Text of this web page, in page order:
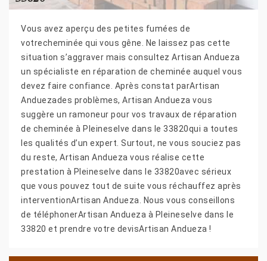
Vous avez aperçu des petites fumées de
votrecheminée qui vous gêne. Ne laissez pas cette
situation s’aggraver mais consultez Artisan Andueza
un spécialiste en réparation de cheminée auquel vous
devez faire confiance. Après constat parArtisan
Anduezades problèmes, Artisan Andueza vous
suggère un ramoneur pour vos travaux de réparation
de cheminée à Pleineselve dans le 33820qui a toutes
les qualités d’un expert. Surtout, ne vous souciez pas
du reste, Artisan Andueza vous réalise cette
prestation à Pleineselve dans le 33820avec sérieux
que vous pouvez tout de suite vous réchauffez après
interventionArtisan Andueza. Nous vous conseillons
de téléphonerArtisan Andueza à Pleineselve dans le
33820 et prendre votre devisArtisan Andueza !